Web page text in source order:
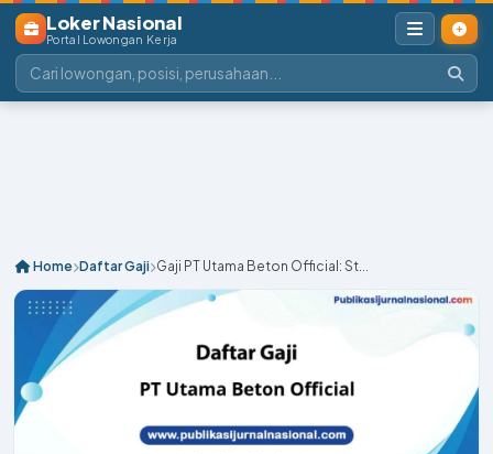
Loker Nasional
Portal Lowongan Kerja
Home Daftar Gaji Gaji PT Utama Beton Official: St...